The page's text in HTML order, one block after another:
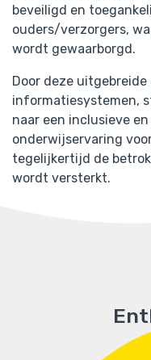
beveiligd en
ouders/verzorgers,
wordt gewaarborgd.
Door deze
informatiesystemen,
naar een inclusieve
onderwijservaring
tegelijkertijd de
wordt versterkt.